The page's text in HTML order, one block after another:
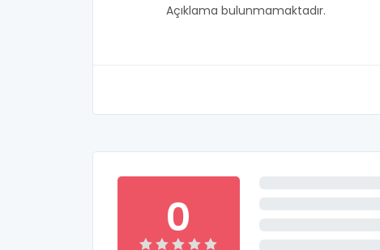
Açıklama bulunmamaktadır.
0